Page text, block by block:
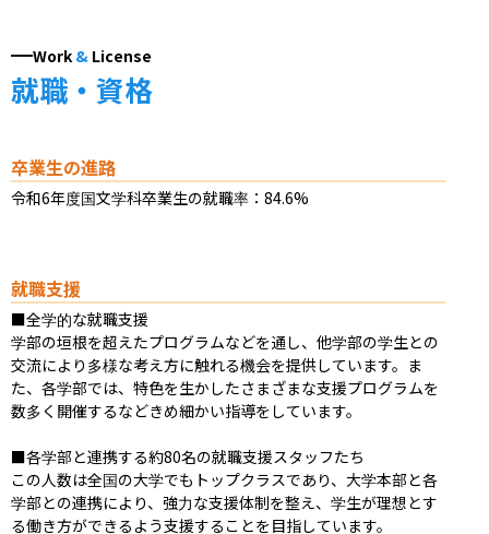
Work & License
就職・資格
卒業生の進路
令和6年度国文学科卒業生の就職率：84.6%
就職支援
■全学的な就職支援
学部の垣根を超えたプログラムなどを通し、他学部の学生との
交流により多様な考え方に触れる機会を提供しています。ま
た、各学部では、特色を生かしたさまざまな支援プログラムを
数多く開催するなどきめ細かい指導をしています。
■各学部と連携する約80名の就職支援スタッフたち
この人数は全国の大学でもトップクラスであり、大学本部と各
学部との連携により、強力な支援体制を整え、学生が理想とす
る働き方ができるよう支援することを目指しています。